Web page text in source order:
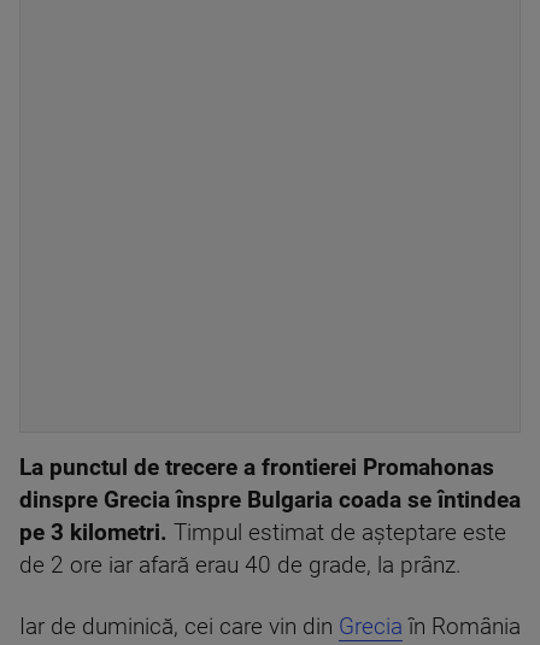
La punctul de trecere a frontierei Promahonas
dinspre Grecia înspre Bulgaria coada se întindea
pe 3 kilometri. Timpul estimat de aşteptare este
de 2 ore iar afară erau 40 de grade, la prânz.
Iar de duminică, cei care vin din Grecia în România